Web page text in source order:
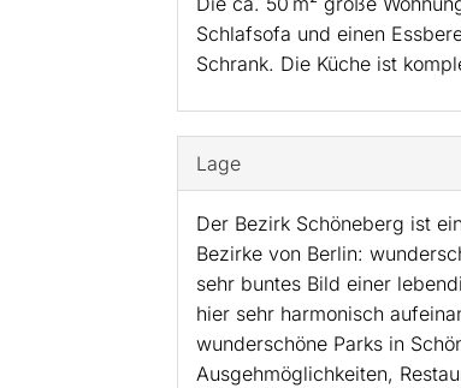
Schlafsofa und einen
Schrank. Die Küche ist
Lage
Der Bezirk Schöneberg ist
Bezirke von Berlin:
sehr buntes Bild einer
hier sehr harmonisch
wunderschöne Parks in
Ausgehmöglichkeiten,